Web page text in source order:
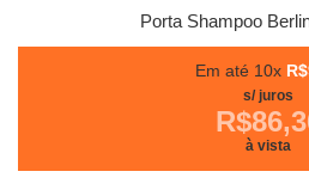
Porta Shampoo
Em até 10x
s/ juros
à vista